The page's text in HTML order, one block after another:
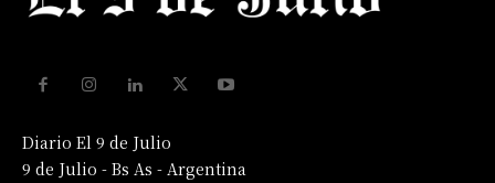
Diario El 9 de Julio
9 de Julio - Bs As - Argentina